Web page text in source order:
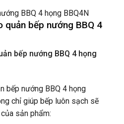
BBQ 4 họng BBQ4N
quản bếp nướng BBQ 4
bếp nướng BBQ 4 họng
bếp nướng BBQ 4 họng
chỉ giúp bếp luôn sạch sẽ
sản phẩm: